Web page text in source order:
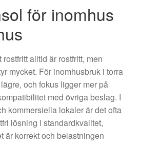
för inomhus
alltid är rostfritt, men
mycket. För inomhusbruk i torra
och fokus ligger mer på
med övriga beslag. I
kommersiella lokaler är det ofta
lösning i standardkvalitet,
är korrekt och belastningen